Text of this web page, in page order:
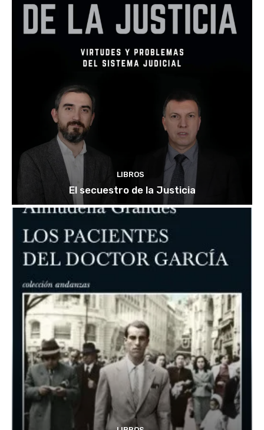
LIBROS
El secuestro de la Justicia